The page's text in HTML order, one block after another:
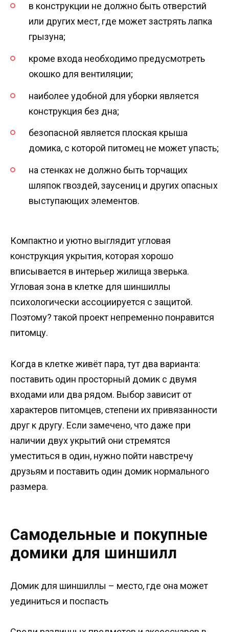
в конструкции не должно быть отверстий
или других мест, где может застрять лапка
грызуна;
кроме входа необходимо предусмотреть
окошко для вентиляции;
наиболее удобной для уборки является
конструкция без дна;
безопасной является плоская крыша
домика, с которой питомец не может упасть;
на стенках не должно быть торчащих
шляпок гвоздей, заусениц и других опасных
выступающих элементов.
Компактно и уютно выглядит угловая
конструкция укрытия, которая хорошо
вписывается в интерьер жилища зверька.
Угловая зона в клетке для шиншиллы
психологически ассоциируется с защитой.
Поэтому? такой проект непременно понравится
питомцу.
Когда в клетке живёт пара, тут два варианта:
поставить один просторный домик с двумя
входами или два рядом. Выбор зависит от
характеров питомцев, степени их привязанности
друг к другу. Если замечено, что даже при
наличии двух укрытий они стремятся
уместиться в один, нужно пойти навстречу
друзьям и поставить один домик нормального
размера.
Самодельные и покупные
домики для шиншилл
Домик для шиншиллы – место, где она может
уединиться и поспасть